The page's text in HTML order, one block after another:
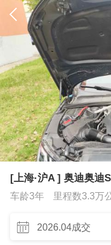
[上海·沪A ] 奥迪奥迪
车龄3年 里程数3.3万
2026.04成交